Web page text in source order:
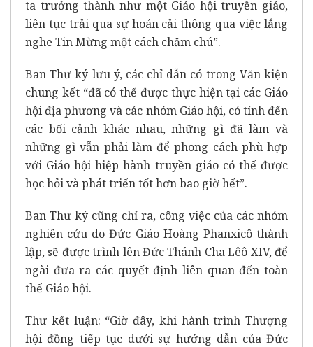
ta trưởng thành như một Giáo hội truyền giáo,
liên tục trải qua sự hoán cải thông qua việc lắng
nghe Tin Mừng một cách chăm chú”.
Ban Thư ký lưu ý, các chỉ dẫn có trong Văn kiện
chung kết“đã có thể được thực hiện tại các Giáo
hội địa phương và các nhóm Giáo hội, có tính đến
các bối cảnh khác nhau, những gì đã làm và
những gì vẫn phải làm để phong cách phù hợp
với Giáo hội hiệp hành truyền giáo có thể được
học hỏi và phát triển tốt hơn bao giờ hết”.
Ban Thư ký cũng chỉ ra, công việc của các nhóm
nghiên cứu do Đức Giáo Hoàng Phanxicô thành
lập, sẽ được trình lên Đức Thánh Cha Lêô XIV, để
ngài đưa ra các quyết định liên quan đến toàn
thể Giáo hội.
Thư kết luận: “Giờ đây, khi hành trình Thượng
hội đồng tiếp tục dưới sự hướng dẫn của Đức